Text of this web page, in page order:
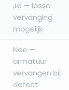
Ja — losse
vervanging
mogelijk
Nee —
armatuur
vervangen bij
defect